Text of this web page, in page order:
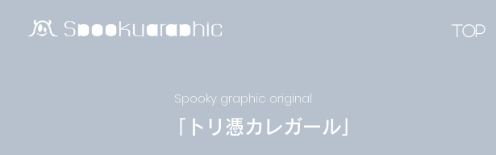
top
Spooky graphic original
​「トリ憑カレガール」